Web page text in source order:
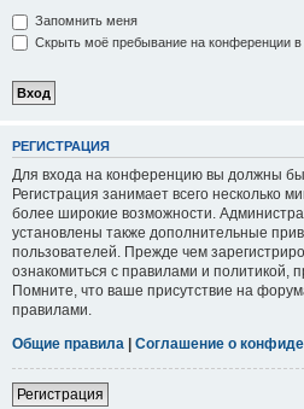
Запомнить меня
Скрыть моё пребывание на конференции в
РЕГИСТРАЦИЯ
Для входа на конференцию вы должны
Регистрация занимает всего несколько
более широкие возможности.
установлены также дополнительные
пользователей. Прежде чем
ознакомиться с правилами и политикой,
Помните, что ваше присутствие на
правилами.
Общие правила | Соглашение о
Регистрация